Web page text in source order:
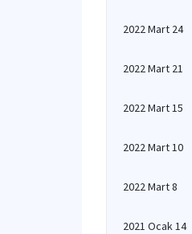
2022 Mart 24
2022 Mart 21
2022 Mart 15
2022 Mart 10
2022 Mart 8
2021 Ocak 14